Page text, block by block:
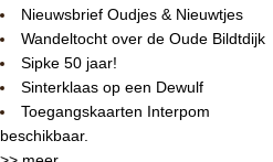
Nieuwsbrief Oudjes & Nieuwtjes
Wandeltocht over de Oude Bildtdijk
Sipke 50 jaar!
Sinterklaas op een Dewulf
Toegangskaarten Interpom
beschikbaar.